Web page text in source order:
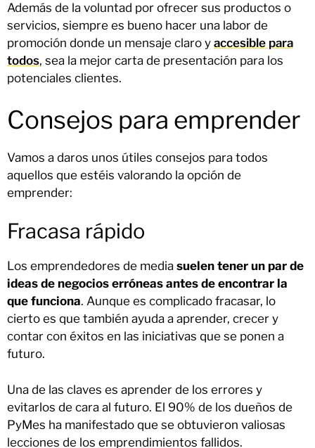
Además de la voluntad por ofrecer sus productos o
servicios, siempre es bueno hacer una labor de
promoción donde un mensaje claro y accesible para
todos, sea la mejor carta de presentación para los
potenciales clientes.
Consejos para emprender
Vamos a daros unos útiles consejos para todos
aquellos que estéis valorando la opción de
emprender:
Fracasa rápido
Los emprendedores de media suelen tener un par de
ideas de negocios erróneas antes de encontrar la
que funciona. Aunque es complicado fracasar, lo
cierto es que también ayuda a aprender, crecer y
contar con éxitos en las iniciativas que se ponen a
futuro.
Una de las claves es aprender de los errores y
evitarlos de cara al futuro. El 90% de los dueños de
PyMes ha manifestado que se obtuvieron valiosas
lecciones de los emprendimientos fallidos.